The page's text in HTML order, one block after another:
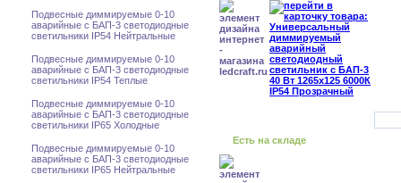
Подвесные диммируемые 0-10
аварийные с БАП-3 светодиодные
светильники IP54 Нейтральные
Подвесные диммируемые 0-10
аварийные с БАП-3 светодиодные
светильники IP54 Теплые
Подвесные диммируемые 0-10
аварийные с БАП-3 светодиодные
светильники IP65 Холодные
Подвесные диммируемые 0-10
аварийные с БАП-3 светодиодные
светильники IP65 Нейтральные
Есть на складе